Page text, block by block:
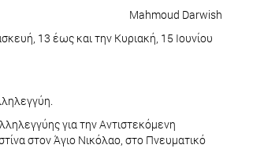
Mahmoud Darwish
13 έως και την Κυριακή, 15 Ιουνίου
για την Αντιστεκόμενη
στον Άγιο Νικόλαο, στο Πνευματικό